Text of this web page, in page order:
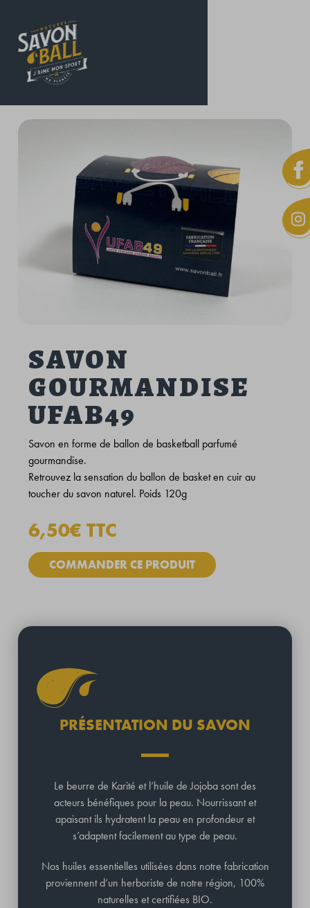
SAVON
GOURMANDISE
UFAB49
Savon en forme de ballon de basketball parfumé
gourmandise.
Retrouvez la sensation du ballon de basket en cuir au
toucher du savon naturel. Poids 120g
6,50€ TTC
COMMANDER CE PRODUIT
PRÉSENTATION DU SAVON
Le beurre de Karité et l’huile de Jojoba sont des
acteurs bénéfiques pour la peau. Nourrissant et
apaisant ils hydratent la peau en profondeur et
s’adaptent facilement au type de peau.
Nos huiles essentielles utilisées dans notre fabrication
proviennent d’un herboriste de notre région, 100%
naturelles et certifiées BIO.